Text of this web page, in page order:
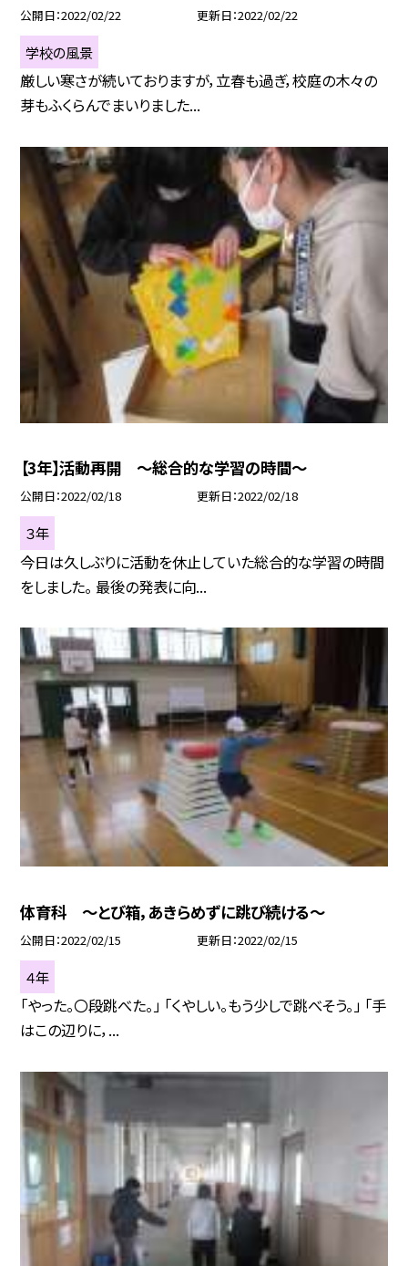
公開日 2022/02/22 更新日 2022/02/22
学校の風景
厳しい寒さが続いておりますが，立春も過ぎ，校庭の木々の
芽もふくらんでまいりました...
【3年】活動再開 〜総合的な学習の時間〜
公開日 2022/02/18 更新日 2022/02/18
３年
今日は久しぶりに活動を休止していた総合的な学習の時間
をしました。 最後の発表に向...
体育科 〜とび箱，あきらめずに跳び続ける〜
公開日 2022/02/15 更新日 2022/02/15
４年
「やった。〇段跳べた。」 「くやしい。もう少しで跳べそう。」 「手
はこの辺りに，...